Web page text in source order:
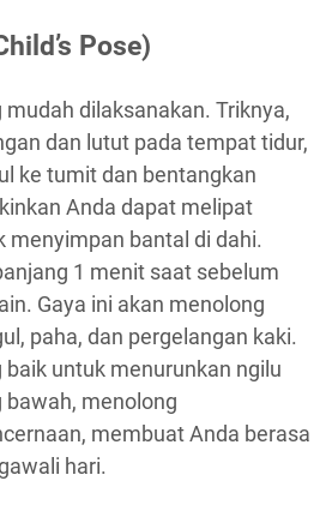
Pose)
mudah dilaksanakan. Triknya,
dan lutut pada tempat tidur,
ke tumit dan bentangkan
Anda dapat melipat
menyimpan bantal di dahi.
1 menit saat sebelum
Gaya ini akan menolong
paha, dan pergelangan kaki.
untuk menurunkan ngilu
bawah, menolong
membuat Anda berasa
hari.